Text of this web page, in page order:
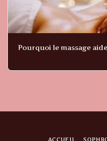
Pourquoi le massage
ACCUEIL